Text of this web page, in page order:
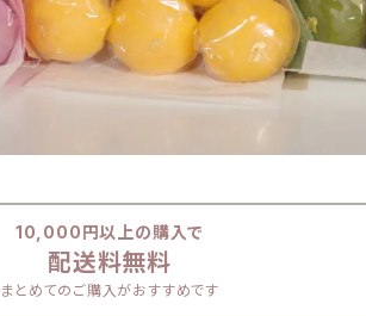
10,000円以上の購入で
配送料無料
まとめてのご購入がおすすめです